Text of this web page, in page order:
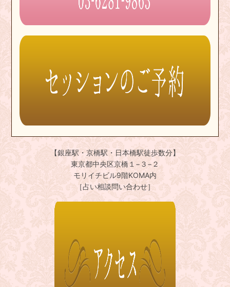
【銀座駅・京橋駅・日本橋駅徒歩数分】
東京都中央区京橋１−３−２
モリイチビル9階KOMA内
［占い相談問い合わせ］